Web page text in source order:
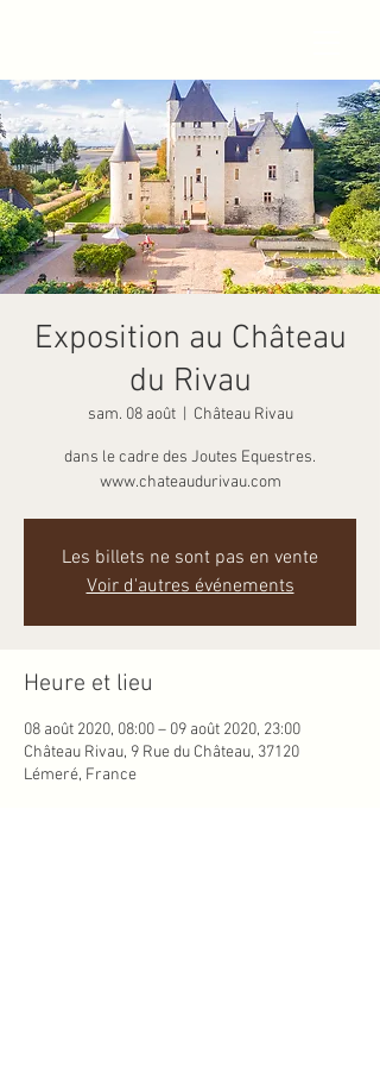
Exposition au Château
du Rivau
sam. 08 août
  |
Château Rivau
dans le cadre des Joutes Equestres.
www.chateaudurivau.com
Les billets ne sont pas en vente
Voir d'autres événements
Heure et lieu
08 août 2020, 08:00 – 09 août 2020, 23:00
Château Rivau, 9 Rue du Château, 37120
Lémeré, France